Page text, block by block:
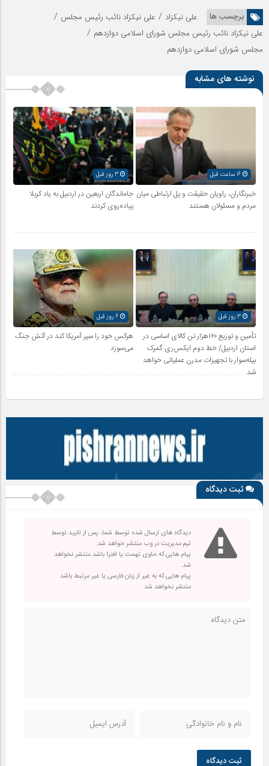
برچسب ها علی نیکزاد / علی نیکزاد نائب رئیس مجلس /
علی نیکزاد نائب رئیس مجلس شورای اسلامی دوازدهم /
مجلس شورای اسلامی دوازدهم
نوشته های مشابه
16 ساعت قبل
خبرنگاران، راویان حقیقت و پل ارتباطی میان
مردم و مسئولان هستند
جاماندگان اربعین در اردبیل به یاد کربلا
پیاده‌روی کردند
3 روز قبل
تأمین و توزیع ۱۲۰هزار تن کالای اساسی در
استان اردبیل/ خط دوم ایکس‌ری گمرک
بیله‌سوار با تجهیزات مدرن عملیاتی خواهد
شد
هرکس خود را سپر آمریکا کند در آتش جنگ
می‌سوزد
ثبت دیدگاه
دیدگاه های ارسال شده توسط شما، پس از تایید توسط
تیم مدیریت در وب منتشر خواهد شد.
پیام هایی که حاوی تهمت یا افترا باشد منتشر نخواهد
شد.
پیام هایی که به غیر از زبان فارسی یا غیر مرتبط باشد
منتشر نخواهد شد.
ثبت دیدگاه